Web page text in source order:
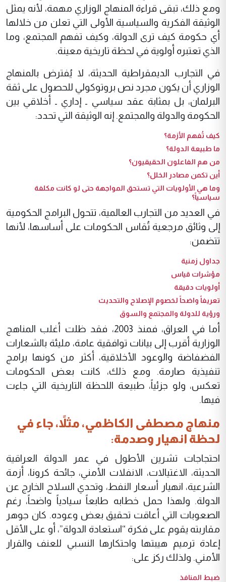
ومع ذلك، تبقى قراءة المنهاج الوزاري مهمة، لأنه يمثل
الوثيقة الفكرية والسياسية الأولى التي تعلن من خلالها
أي حكومة كيف ترى الدولة، وكيف تفهم المجتمع، وما
الذي تعتبره أولوية في لحظة تاريخية معينة.
في التجارب الديمقراطية الحديثة، لا يُفترض بالمنهاج
الوزاري أن يكون مجرد نص بروتوكولي للحصول على ثقة
البرلمان، بل بمثابة عقد سياسي ـ إداري ـ أخلاقي بين
الحكومة والدولة والمجتمع. إنه الوثيقة التي تحدد:
كيف تُفهم الأزمة؟
ما طبيعة الدولة؟
من هم الفاعلون الحقيقيون؟
أين تكمن مصادر الخلل؟
وما هي الأولويات التي تستحق المواجهة حتى لو كانت مكلفة
سياسياً؟
في العديد من التجارب العالمية، تتحول البرامج الحكومية
إلى وثائق مرجعية تُقاس الحكومات على أساسها، لأنها
تتضمن:
جداول زمنية
مؤشرات قياس
أولويات دقيقة
تعريفاً واضحاً لخصوم الإصلاح والتحديث
ورؤية للدولة والمجتمع والسوق
أما في العراق، فمنذ 2003، فقد ظلت أغلب المناهج
الوزارية أقرب إلى بيانات توافقية عامة، مليئة بالشعارات
الفضفاضة والوعود الأخلاقية، أكثر من كونها برامج
تنفيذية صارمة. ومع ذلك، كانت بعض الحكومات
تعكس، ولو جزئياً، طبيعة اللحظة التاريخية التي جاءت
فيها.
منهاج مصطفى الكاظمي، مثلاً، جاء في
لحظة انهيار وصدمة:
احتجاجات تشرين الأطول في عمر الدولة العراقية
الحديثة، الاغتيالات، الانفلات الأمني، جائحة كرونا، أزمة
الشرعية، انهيار أسعار النفط، وتحدي السلاح الخارج عن
الدولة. ولهذا حمل خطابه طابعاً سيادياً واضحاً، رغم
الصعوبات التي أعاقت تحقيق بعض وعوده. كان جوهر
مقاربته يقوم على فكرة “استعادة الدولة”، أو على الأقل
إعادة ترميم هيبتها واحتكارها النسبي للعنف والقرار
الأمني. ولذلك ركز على:
ضبط المنافذ